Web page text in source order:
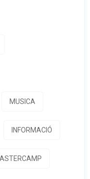
MUSICA
INFORMACIÓ